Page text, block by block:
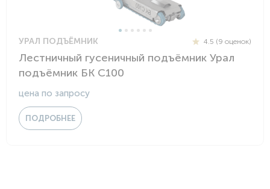
УРАЛ ПОДЪЁМНИК 4.5 (9 оценок)
Лестничный гусеничный подъёмник Урал
подъёмник БК С100
цена по запросу
ПОДРОБНЕЕ